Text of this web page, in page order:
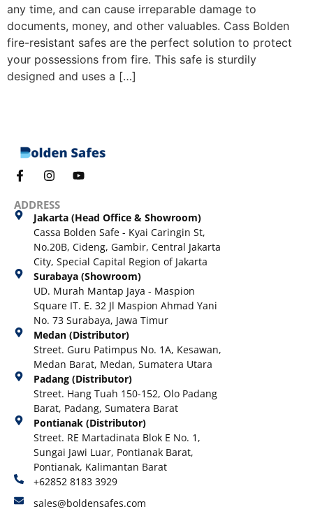
any time, and can cause irreparable damage to
documents, money, and other valuables. Cass Bolden
fire-resistant safes are the perfect solution to protect
your possessions from fire. This safe is sturdily
designed and uses a […]
ADDRESS
Jakarta (Head Office & Showroom)
Cassa Bolden Safe - Kyai Caringin St,
No.20B, Cideng, Gambir, Central Jakarta
City, Special Capital Region of Jakarta
Surabaya (Showroom)
UD. Murah Mantap Jaya - Maspion
Square IT. E. 32 Jl Maspion Ahmad Yani
No. 73 Surabaya, Jawa Timur
Medan (Distributor)
Street. Guru Patimpus No. 1A, Kesawan,
Medan Barat, Medan, Sumatera Utara
Padang (Distributor)
Street. Hang Tuah 150-152, Olo Padang
Barat, Padang, Sumatera Barat
Pontianak (Distributor)
Street. RE Martadinata Blok E No. 1,
Sungai Jawi Luar, Pontianak Barat,
Pontianak, Kalimantan Barat
+62852 8183 3929
sales@boldensafes.com